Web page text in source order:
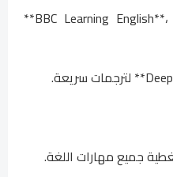
* **BBC Learning English**، **VOA Learning English**
جميع مهارات اللغة.